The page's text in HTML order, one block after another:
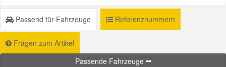
Passend für Fahrzeuge Referenznummern
Fragen zum Artikel
Passende Fahrzeuge
Seat Ersatzteile
Skoda Ersatzteile